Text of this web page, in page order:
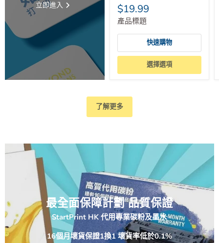
立即進入 $19.99
產品標題
快速購物
選擇選項
了解更多
最全面保障計劃 品質保證
StartPrint HK 代用專業碳粉及墨水
16個月壞貨保證1換1 壞貨率低於0.1%